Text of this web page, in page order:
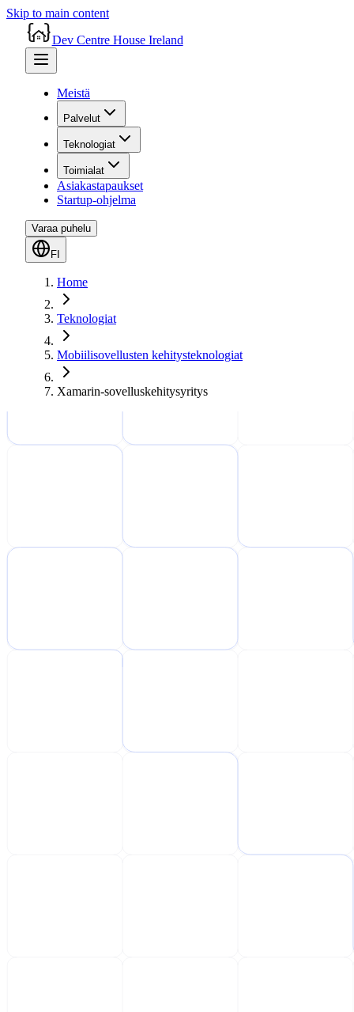
Skip to main content
Dev Centre House Ireland
Meistä
Palvelut
Teknologiat
Toimialat
Asiakastapaukset
Startup-ohjelma
Varaa puhelu
FI
Home
Teknologiat
Mobiilisovellusten kehitysteknologiat
Xamarin-sovelluskehitysyritys